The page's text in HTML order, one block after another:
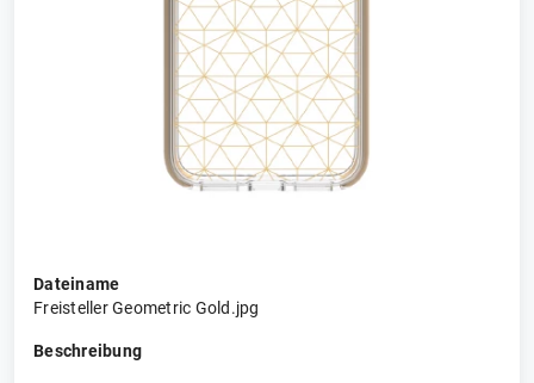
Dateiname
Freisteller Geometric Gold.jpg
Beschreibung